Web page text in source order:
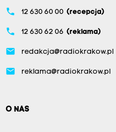
phone 12 630 60 00 (recepcja)
phone 12 630 62 06 (reklama)
email redakcja@radiokrakow.pl
email reklama@radiokrakow.pl
O NAS